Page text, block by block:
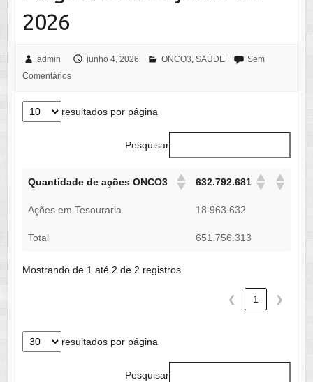
2026
admin junho 4, 2026 ONCO3, SAÚDE
Sem
Comentários
resultados por página
Pesquisar
Quantidade de ações ONCO3 632.792.681
Ações em Tesouraria 18.963.632
Total 651.756.313
Mostrando de 1 até 2 de 2 registros
❮ 1 ❯
resultados por página
Pesquisar